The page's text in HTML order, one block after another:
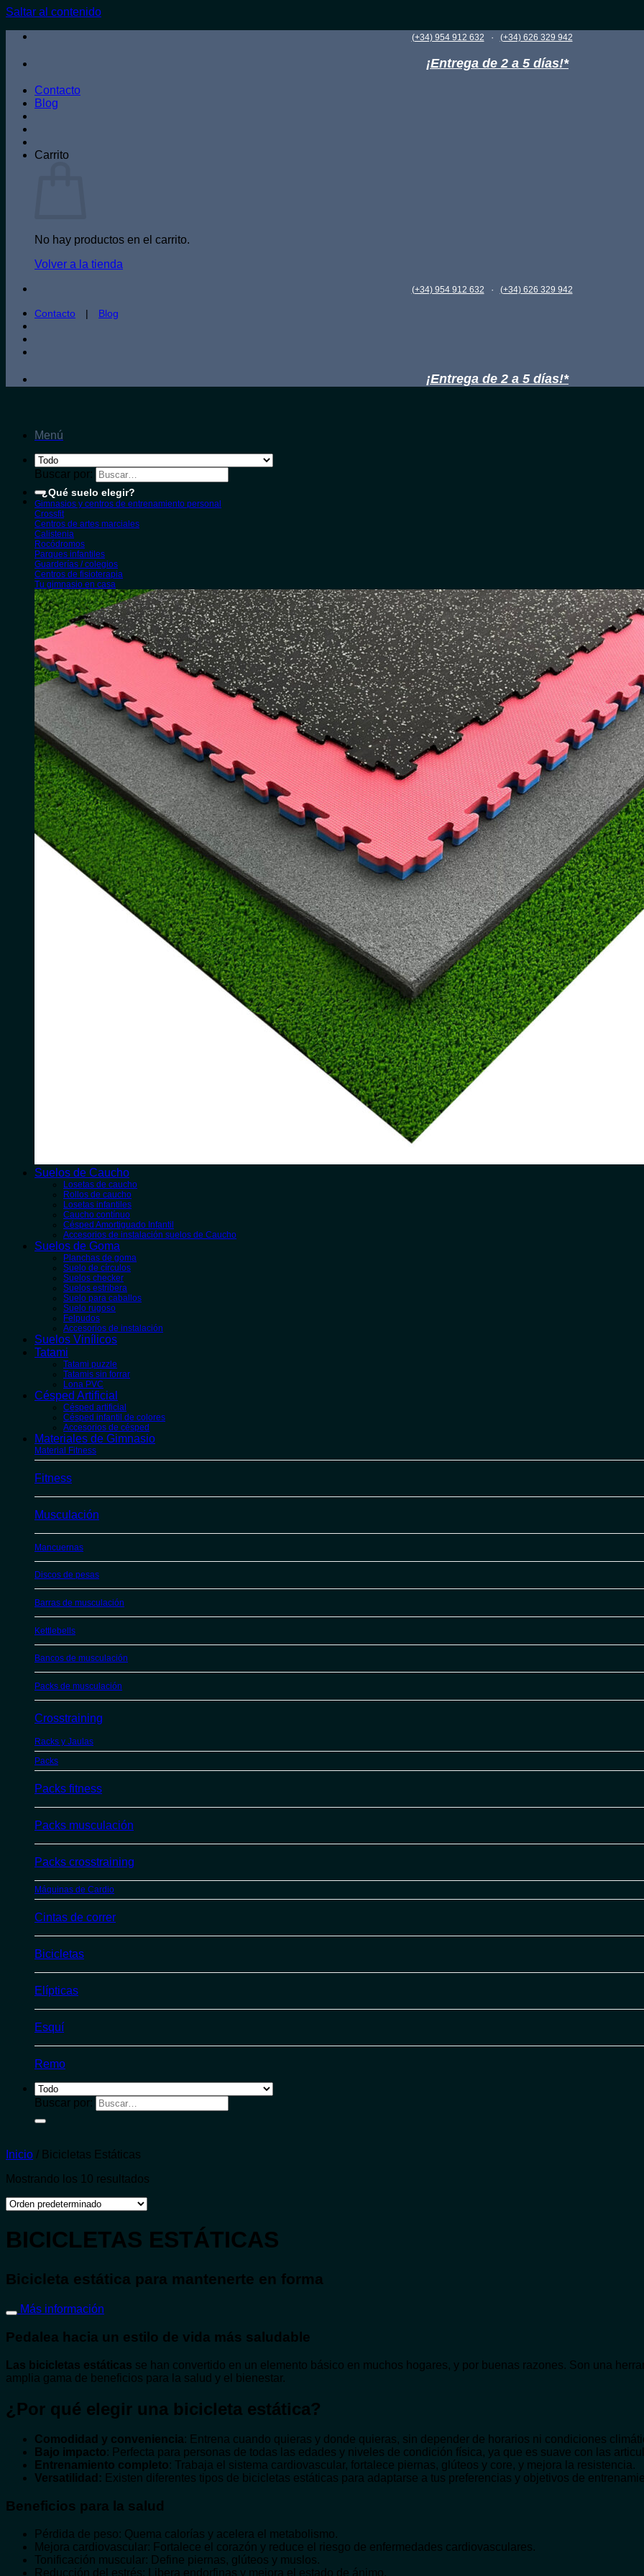
Saltar al contenido
(+34) 954 912 632 · (+34) 626 329 942
¡Entrega de 2 a 5 días!*
Contacto
Blog
Carrito
No hay productos en el carrito.
Volver a la tienda
(+34) 954 912 632 · (+34) 626 329 942
Contacto | Blog
¡Entrega de 2 a 5 días!*
Menú
Buscar por:
¿Qué suelo elegir?
Gimnasios y centros de entrenamiento personal
Crossfit
Centros de artes marciales
Calistenia
Rocódromos
Parques infantiles
Guarderías / colegios
Centros de fisioterapia
Tu gimnasio en casa
Suelos de Caucho
Losetas de caucho
Rollos de caucho
Losetas infantiles
Caucho contínuo
Césped Amortiguado Infantil
Accesorios de instalación suelos de Caucho
Suelos de Goma
Planchas de goma
Suelo de círculos
Suelos checker
Suelos estribera
Suelo para caballos
Suelo rugoso
Felpudos
Accesorios de instalación
Suelos Vinílicos
Tatami
Tatami puzzle
Tatamis sin forrar
Lona PVC
Césped Artificial
Césped artificial
Césped infantil de colores
Accesorios de césped
Materiales de Gimnasio
Material Fitness
Fitness
Musculación
Mancuernas
Discos de pesas
Barras de musculación
Kettlebells
Bancos de musculación
Packs de musculación
Crosstraining
Racks y Jaulas
Packs
Packs fitness
Packs musculación
Packs crosstraining
Máquinas de Cardio
Cintas de correr
Bicicletas
Elípticas
Esquí
Remo
Buscar por:
Inicio / Bicicletas Estáticas
Mostrando los 10 resultados
BICICLETAS ESTÁTICAS
Bicicleta estática para mantenerte en forma
Más información
Pedalea hacia un estilo de vida más saludable
Las bicicletas estáticas se han convertido en un elemento básico en muchos hogares, y por buenas razones. Son una
amplia gama de beneficios para la salud y el bienestar.
¿Por qué elegir una bicicleta estática?
Comodidad y conveniencia: Entrena cuando quieras y donde quieras, sin depender de horarios ni condiciones
Bajo impacto: Perfecta para personas de todas las edades y niveles de condición física, ya que es suave con las
Entrenamiento completo: Trabaja el sistema cardiovascular, fortalece piernas, glúteos y core, y mejora la resistencia.
Versatilidad: Existen diferentes tipos de bicicletas estáticas para adaptarse a tus preferencias y objetivos de
Beneficios para la salud
Pérdida de peso: Quema calorías y acelera el metabolismo.
Mejora cardiovascular: Fortalece el corazón y reduce el riesgo de enfermedades cardiovasculares.
Tonificación muscular: Define piernas, glúteos y muslos.
Reducción del estrés: Libera endorfinas y mejora el estado de ánimo.